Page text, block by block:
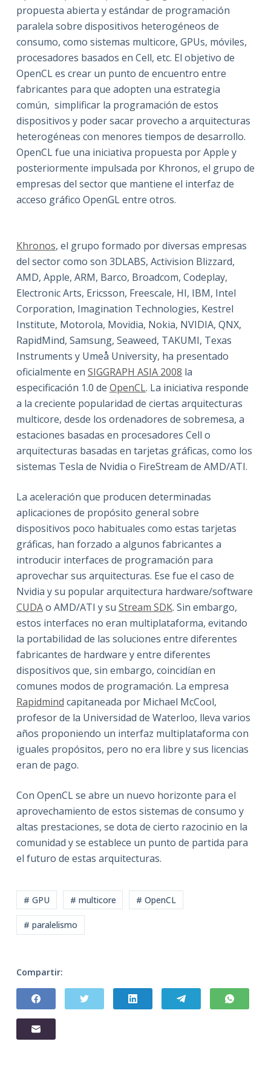
propuesta abierta y estándar de programación
paralela sobre dispositivos heterogéneos de
consumo, como sistemas multicore, GPUs, móviles,
procesadores basados en Cell, etc. El objetivo de
OpenCL es crear un punto de encuentro entre
fabricantes para que adopten una estrategia
común, simplificar la programación de estos
dispositivos y poder sacar provecho a arquitecturas
heterogéneas con menores tiempos de desarrollo.
OpenCL fue una iniciativa propuesta por Apple y
posteriormente impulsada por Khronos, el grupo de
empresas del sector que mantiene el interfaz de
acceso gráfico OpenGL entre otros.
Khronos, el grupo formado por diversas empresas
del sector como son 3DLABS, Activision Blizzard,
AMD, Apple, ARM, Barco, Broadcom, Codeplay,
Electronic Arts, Ericsson, Freescale, HI, IBM, Intel
Corporation, Imagination Technologies, Kestrel
Institute, Motorola, Movidia, Nokia, NVIDIA, QNX,
RapidMind, Samsung, Seaweed, TAKUMI, Texas
Instruments y Umeå University, ha presentado
oficialmente en SIGGRAPH ASIA 2008 la
especificación 1.0 de OpenCL. La iniciativa responde
a la creciente popularidad de ciertas arquitecturas
multicore, desde los ordenadores de sobremesa, a
estaciones basadas en procesadores Cell o
arquitecturas basadas en tarjetas gráficas, como los
sistemas Tesla de Nvidia o FireStream de AMD/ATI.
La aceleración que producen determinadas
aplicaciones de propósito general sobre
dispositivos poco habituales como estas tarjetas
gráficas, han forzado a algunos fabricantes a
introducir interfaces de programación para
aprovechar sus arquitecturas. Ese fue el caso de
Nvidia y su popular arquitectura hardware/software
CUDAo AMD/ATI y su Stream SDK. Sin embargo,
estos interfaces no eran multiplataforma, evitando
la portabilidad de las soluciones entre diferentes
fabricantes de hardware y entre diferentes
dispositivos que, sin embargo, coincidían en
comunes modos de programación. La empresa
Rapidmind capitaneada por Michael McCool,
profesor de la Universidad de Waterloo, lleva varios
años proponiendo un interfaz multiplataforma con
iguales propósitos, pero no era libre y sus licencias
eran de pago.
Con OpenCL se abre un nuevo horizonte para el
aprovechamiento de estos sistemas de consumo y
altas prestaciones, se dota de cierto razocinio en la
comunidad y se establece un punto de partida para
el futuro de estas arquitecturas.
# GPU # multicore # OpenCL
# paralelismo
Compartir: